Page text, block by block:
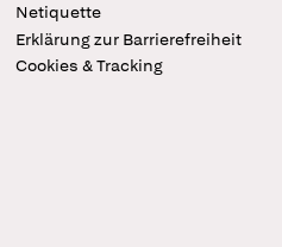
Netiquette
Erklärung zur Barrierefreiheit
Cookies & Tracking